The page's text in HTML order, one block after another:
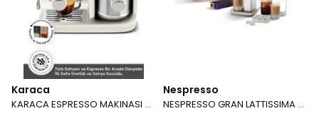
Karaca
KARACA ESPRESSO MAKINASI HATIR PERFETTO ESPRESSO T.K.M.STARLIGHT 8683650465911
Nespresso
NESPRESSO GRAN LATTISSIMA F 541 TRADE VALUE PACK V4 WHITE (BARDAKLI)